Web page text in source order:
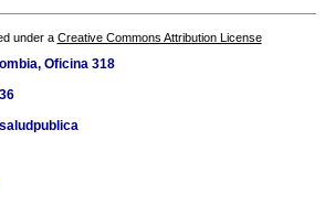
under a Creative Commons Attribution License
Oficina 318